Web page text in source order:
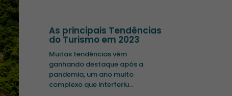
As principais Tendências
do Turismo em 2023
Muitas tendências vêm
ganhando destaque após a
pandemia, um ano muito
complexo que interferiu...